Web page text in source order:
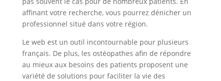
affinant votre recherche, vous pourrez dénicher un
professionnel situé dans votre région.
Le web est un outil incontournable pour plusieurs
français. De plus, les ostéopathes afin de répondre
au mieux aux besoins des patients proposent une
variété de solutions pour faciliter la vie des